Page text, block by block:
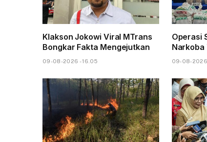
Klakson Jokowi Viral MTrans
Bongkar Fakta Mengejutkan
09-08-2026 - 16.05
Operasi
Narkoba
09-08-2026